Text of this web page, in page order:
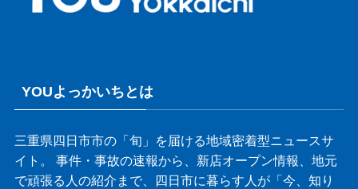
YOUよっかいちとは
三重県四日市市の「旬」を届ける地域密着型ニュースサ
イト。 事件・事故の速報から、新店オープン情報、地元
で頑張る人の紹介まで、四日市に暮らす人が「今、知り